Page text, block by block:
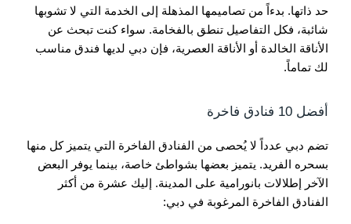
حد ذاتها. بدءاً من تصاميمها المذهلة إلى الخدمة التي لا تشوبها
شائبة، فكل التفاصيل تنطق بالفخامة. سواء كنت تبحث عن
الأناقة الخالدة أو الأناقة العصرية، فإن دبي لديها فندق مناسب
لك تماماً.
أفضل 10 فنادق فاخرة
تضم دبي عدداً لا يُحصى من الفنادق الفاخرة التي يتميز كل منها
بسحره الفريد. يتميز بعضها بشواطئ خاصة، بينما يوفر البعض
الآخر إطلالات بانورامية على المدينة. إليك عشرة من أكثر
الفنادق الفاخرة المرغوبة في دبي: